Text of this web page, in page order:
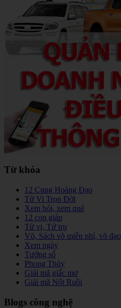
Từ khóa
12 Cung Hoàng Đạo
Tử Vi Trọn Đời
Xem bói, xem quẻ
12 con giáp
Tử vi, Tứ trụ
Võ, Sách võ miễn phí, võ
Xem ngày
Tướng số
Phong Thủy
Giải mã giấc mơ
Giải mã Nốt Ruồi
Blogs công nghệ